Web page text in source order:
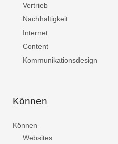
Vertrieb
Nachhaltigkeit
Internet
Content
Kommunikationsdesign
Können
Können
Websites